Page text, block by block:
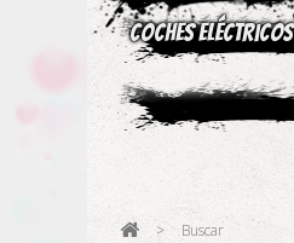
Coches Eléctricos
> Buscar